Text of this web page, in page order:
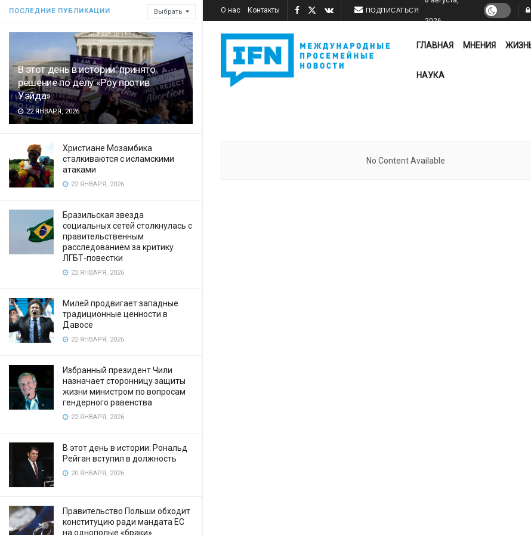
ПОСЛЕДНИЕ ПУБЛИКАЦИИ Выбрать
В этот день в истории: принято
решение по делу «Роу против
Уэйда»
22 ЯНВАРЯ, 2026
Христиане Мозамбика
сталкиваются с исламскими
атаками
22 ЯНВАРЯ, 2026
Бразильская звезда
социальных сетей столкнулась с
правительственным
расследованием за критику
ЛГБТ-повестки
22 ЯНВАРЯ, 2026
Милей продвигает западные
традиционные ценности в
Давосе
22 ЯНВАРЯ, 2026
Избранный президент Чили
назначает сторонницу защиты
жизни министром по вопросам
гендерного равенства
22 ЯНВАРЯ, 2026
В этот день в истории: Рональд
Рейган вступил в должность
20 ЯНВАРЯ, 2026
Правительство Польши обходит
конституцию ради мандата ЕС
на однополые «браки»
О нас Контакты ПОДПИСАТЬСЯ
2026
ГЛАВНАЯ МНЕНИЯ
НАУКА
No Content Available